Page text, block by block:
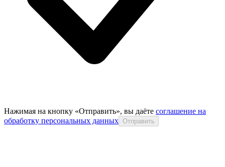
Нажимая на кнопку «Отправить», вы даёте соглашение на
обработку персональных данных Отправить